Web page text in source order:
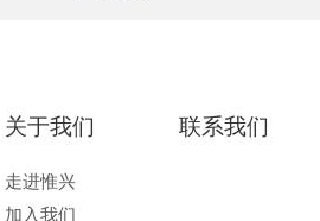
关于我们
走进惟兴
加入我们
联系我们